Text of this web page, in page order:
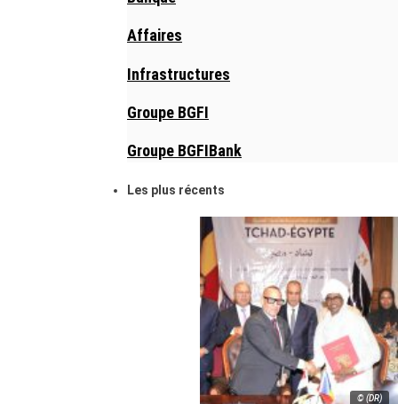
Affaires
Infrastructures
Groupe BGFI
Groupe BGFIBank
Les plus récents
© (DR)